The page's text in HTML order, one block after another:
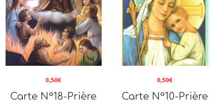
Carte N°18-Prière
0,50€
Carte N°10-Prière
0,50€